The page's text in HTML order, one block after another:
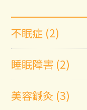
不眠症 (2)
睡眠障害 (2)
美容鍼灸 (3)